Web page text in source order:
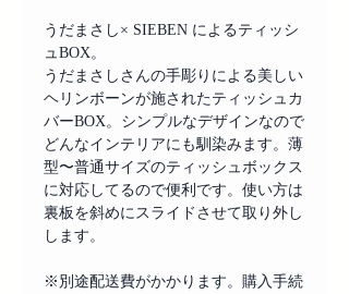
うだまさし× SIEBEN によるティッシ
ュBOX。
うだまさしさんの手彫りによる美しい
ヘリンボーンが施されたティッシュカ
バーBOX。 シンプルなデザインなので
どんなインテリアにも馴染みます。薄
型〜普通サイズのティッシュボックス
に対応してるので便利 です。使い方は
裏板を斜めにスライドさせて取り外し
します。
※別途配送費がかかります。購入手続